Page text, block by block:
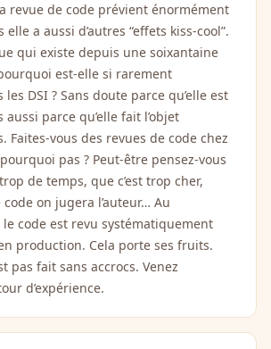
revue de code prévient énormément
a aussi d’autres “effets kiss-cool”.
qui existe depuis une soixantaine
est-elle si rarement
DSI ? Sans doute parce qu’elle est
parce qu’elle fait l’objet
Faites-vous des revues de code chez
pas ? Peut-être pensez-vous
de temps, que c’est trop cher,
on jugera l’auteur… Au
le code est revu systématiquement
production. Cela porte ses fruits.
pas fait sans accrocs. Venez
d’expérience.